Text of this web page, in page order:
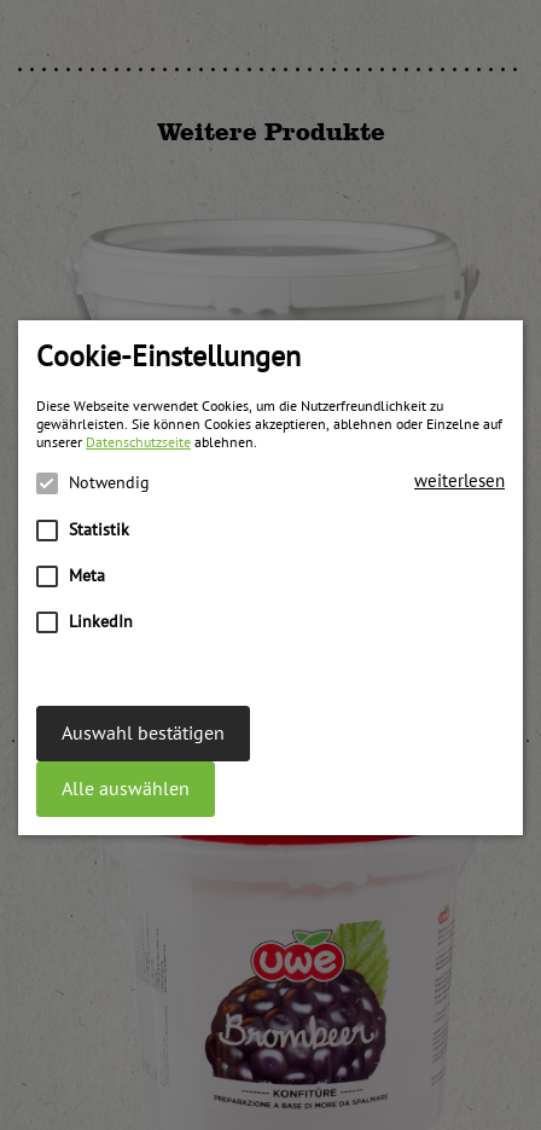
Cookie-Einstellungen
Diese Webseite verwendet Cookies, um die Nutzerfreundlichkeit zu
gewährleisten. Sie können Cookies akzeptieren, ablehnen oder Einzelne auf
unserer Datenschutzseite ablehnen.
Notwendig
Statistik
Meta
LinkedIn
weiterlesen
Auswahl bestätigen
Alle auswählen
Weitere Produkte